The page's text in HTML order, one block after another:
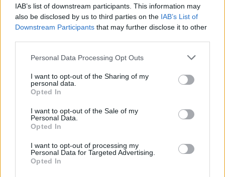
IAB’s list of downstream participants. This information may
also be disclosed by us to third parties on the IAB’s List of
Downstream Participants that may further disclose it to other
Please note that this website/app uses one or more Google
not limited to your visit or usage behaviour. You may click to
grant or deny consent to Google and its third-party tags to
use your data for below specified purposes in below Google
consent section.
Personal Data Processing Opt Outs
I want to opt-out of the Sharing of my
personal data.
Opted In
I want to opt-out of the Sale of my
Personal Data.
Opted In
I want to opt-out of processing my
Personal Data for Targeted Advertising.
Opted In
Népszerű